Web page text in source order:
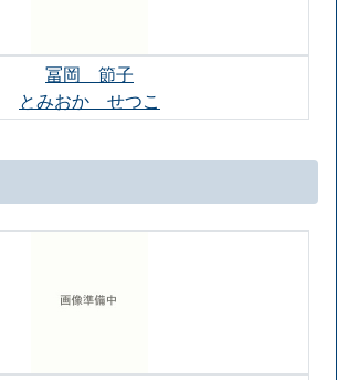
冨岡 節子
とみおか せつこ